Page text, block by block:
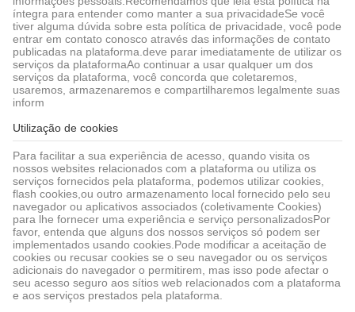
íntegra para entender como manter a sua privacidadeSe você
tiver alguma dúvida sobre esta política de privacidade, você pode
entrar em contato conosco através das informações de contato
publicadas na plataforma.deve parar imediatamente de utilizar os
serviços da plataformaAo continuar a usar qualquer um dos
serviços da plataforma, você concorda que coletaremos,
usaremos, armazenaremos e compartilharemos legalmente suas
inform
Utilização de cookies
Para facilitar a sua experiência de acesso, quando visita os
nossos websites relacionados com a plataforma ou utiliza os
serviços fornecidos pela plataforma, podemos utilizar cookies,
flash cookies,ou outro armazenamento local fornecido pelo seu
navegador ou aplicativos associados (coletivamente Cookies)
para lhe fornecer uma experiência e serviço personalizadosPor
favor, entenda que alguns dos nossos serviços só podem ser
implementados usando cookies.Pode modificar a aceitação de
cookies ou recusar cookies se o seu navegador ou os serviços
adicionais do navegador o permitirem, mas isso pode afectar o
seu acesso seguro aos sítios web relacionados com a plataforma
e aos serviços prestados pela plataforma.